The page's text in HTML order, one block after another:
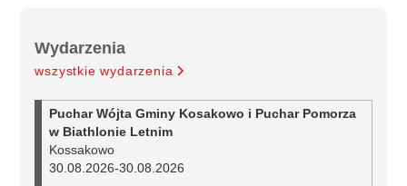
Wydarzenia
wszystkie wydarzenia
Puchar Wójta Gminy Kosakowo i Puchar Pomorza
w Biathlonie Letnim
Kossakowo
30.08.2026-30.08.2026